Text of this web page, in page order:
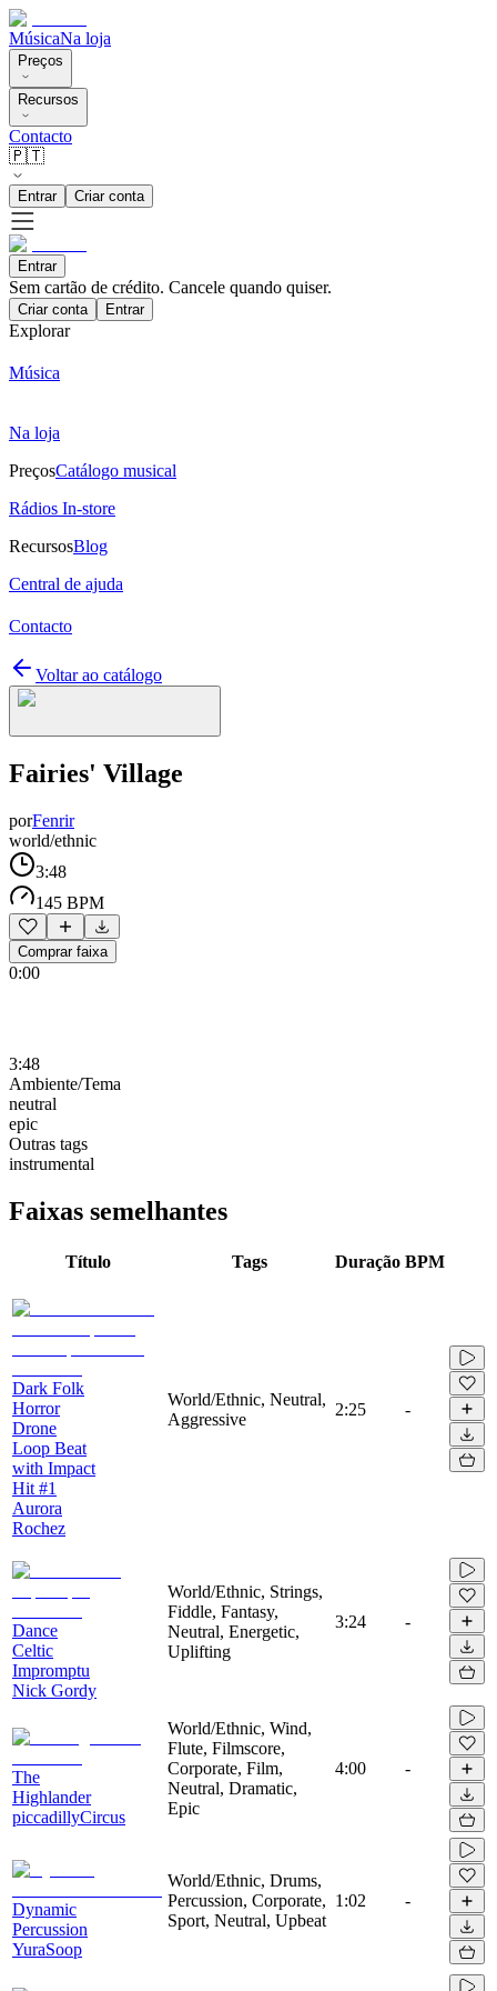
MúsicaNa loja
Preços
Recursos
Contacto
🇵🇹
Entrar Criar conta
Entrar
Sem cartão de crédito. Cancele quando quiser.
Criar conta Entrar
Explorar
Música
Na loja
PreçosCatálogo musical
Rádios In-store
RecursosBlog
Central de ajuda
Contacto
Voltar ao catálogo
Fairies' Village
porFenrir
world/ethnic
3:48
145 BPM
Comprar faixa
0:00
3:48
Ambiente/Tema
neutral
epic
Outras tags
instrumental
Faixas semelhantes
Título Tags Duração BPM
Dark Folk
Horror
Drone
Loop Beat
with Impact
Hit #1
Aurora
Rochez
World/Ethnic, Neutral,
Aggressive
2:25 -
Dance
Celtic
Impromptu
Nick Gordy
World/Ethnic, Strings,
Fiddle, Fantasy,
Neutral, Energetic,
Uplifting
3:24 -
The
Highlander
piccadillyCircus
World/Ethnic, Wind,
Flute, Filmscore,
Corporate, Film,
Neutral, Dramatic,
Epic
4:00 -
Dynamic
Percussion
YuraSoop
World/Ethnic, Drums,
Percussion, Corporate,
Sport, Neutral, Upbeat
1:02 -